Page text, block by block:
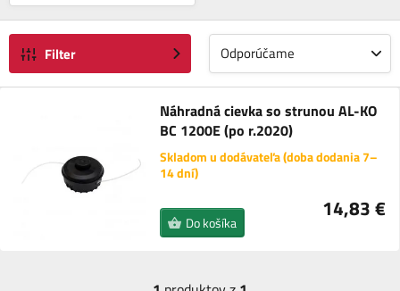
Filter Odporúčame
Náhradná cievka so strunou AL-KO
BC 1200E (po r.2020)
Skladom u dodávateľa (doba dodania 7–
14 dní)
14,83 €
Do košíka